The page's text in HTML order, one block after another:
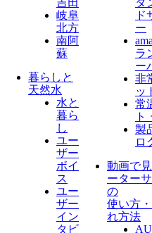
岐阜
北方
南阿
蘇
暮らしと
天然水
水と
暮ら
し
ユー
ザー
ボイ
ス
ユー
ザー
イン
タビ
ド
ー
ラ
ー
非
ッ
常
ト
製
ロ
動画で
ーター
の
使い方
れ方法